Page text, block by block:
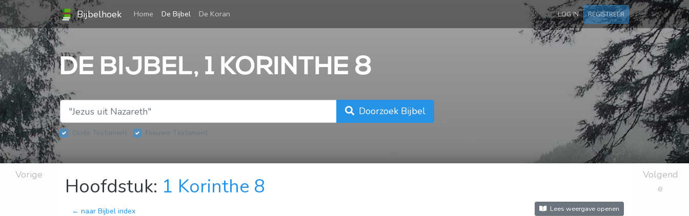
Bijbelhoek Home (current)
De Bijbel De Koran LOG IN REGISTREER
DE BIJBEL, 1 KORINTHE 8
Doorzoek Bijbel
Oude Testament Nieuwe Testament
Vorige Hoofdstuk: 1 Korinthe 8
← naar Bijbel index Lees weergave openen
Volgend
e